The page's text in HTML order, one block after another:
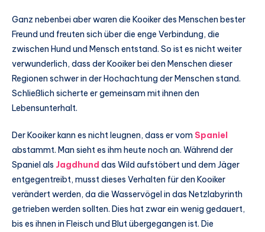
Ganz nebenbei aber waren die Kooiker des Menschen bester
Freund und freuten sich über die enge Verbindung, die
zwischen Hund und Mensch entstand. So ist es nicht weiter
verwunderlich, dass der Kooiker bei den Menschen dieser
Regionen schwer in der Hochachtung der Menschen stand.
Schließlich sicherte er gemeinsam mit ihnen den
Lebensunterhalt.
Der Kooiker kann es nicht leugnen, dass er vom Spaniel
abstammt. Man sieht es ihm heute noch an. Während der
Spaniel als Jagdhund das Wild aufstöbert und dem Jäger
entgegentreibt, musst dieses Verhalten für den Kooiker
verändert werden, da die Wasservögel in das Netzlabyrinth
getrieben werden sollten. Dies hat zwar ein wenig gedauert,
bis es ihnen in Fleisch und Blut übergegangen ist. Die